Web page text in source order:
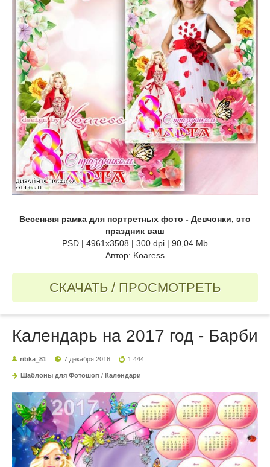
Весенняя рамка для портретных фото - Девчонки, это
праздник ваш
PSD | 4961x3508 | 300 dpi | 90,04 Mb
Автор: Koaress
СКАЧАТЬ / ПРОСМОТРЕТЬ
Календарь на 2017 год - Барби
ribka_81 7 декабря 2016 1 444
Шаблоны для Фотошоп / Календари